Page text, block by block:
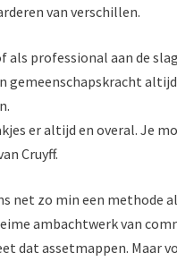
van verschillen.
als professional aan de
gemeenschapskracht
er altijd en overal. Je
Cruyff.
net zo min een methode
ambachtwerk van
dat assetmappen. Maar